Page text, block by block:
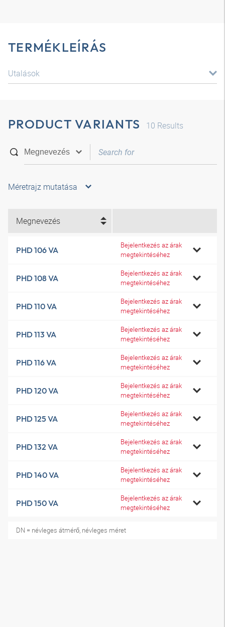
TERMÉKLEÍRÁS
Utalások
PRODUCT VARIANTS 10 Results
Méretrajz mutatása
Megnevezés
PHD 106 VA
Bejelentkezés az árak
megtekintéséhez
PHD 108 VA
Bejelentkezés az árak
megtekintéséhez
PHD 110 VA
Bejelentkezés az árak
megtekintéséhez
PHD 113 VA
Bejelentkezés az árak
megtekintéséhez
PHD 116 VA
Bejelentkezés az árak
megtekintéséhez
PHD 120 VA
Bejelentkezés az árak
megtekintéséhez
PHD 125 VA
Bejelentkezés az árak
megtekintéséhez
PHD 132 VA
Bejelentkezés az árak
megtekintéséhez
PHD 140 VA
Bejelentkezés az árak
megtekintéséhez
PHD 150 VA
Bejelentkezés az árak
megtekintéséhez
DN = névleges átmérő, névleges méret